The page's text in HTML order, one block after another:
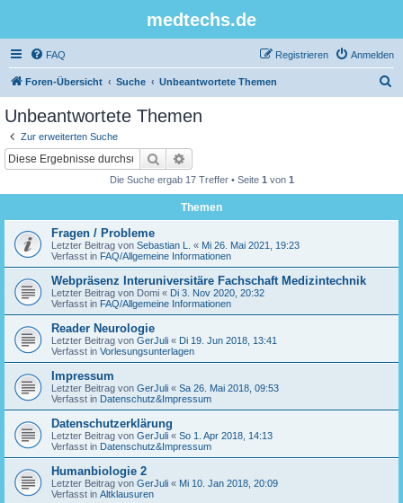
medtechs.de
FAQ Anmelden
Registrieren
Foren-Übersicht Suche Unbeantwortete Themen
Unbeantwortete Themen
Zur erweiterten Suche
Suche
Die Suche ergab 17 Treffer • Seite 1 von 1
Themen
Fragen / Probleme
Letzter Beitrag von Sebastian L. « Mi 26. Mai 2021, 19:23
Verfasst in FAQ/Allgemeine Informationen
Webpräsenz Interuniversitäre Fachschaft Medizintechnik
Letzter Beitrag von Domi « Di 3. Nov 2020, 20:32
Verfasst in FAQ/Allgemeine Informationen
Reader Neurologie
Letzter Beitrag von GerJuli « Di 19. Jun 2018, 13:41
Verfasst in Vorlesungsunterlagen
Impressum
Letzter Beitrag von GerJuli « Sa 26. Mai 2018, 09:53
Verfasst in Datenschutz&Impressum
Datenschutzerklärung
Letzter Beitrag von GerJuli « So 1. Apr 2018, 14:13
Verfasst in Datenschutz&Impressum
Humanbiologie 2
Letzter Beitrag von GerJuli « Mi 10. Jan 2018, 20:09
Verfasst in Altklausuren